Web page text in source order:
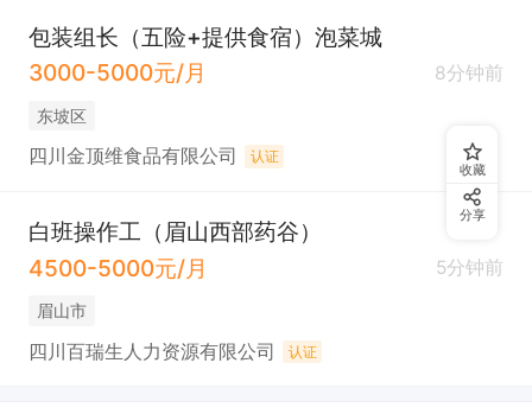
包装组长（五险+提供食宿）泡菜城
3000-5000元/月
8分钟前
东坡区
四川金顶维食品有限公司 认证
白班操作工（眉山西部药谷）
4500-5000元/月
5分钟前
眉山市
四川百瑞生人力资源有限公司 认证
收藏
分享